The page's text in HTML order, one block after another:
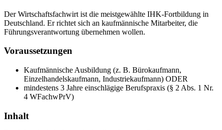
Der Wirtschaftsfachwirt ist die meistgewählte IHK-Fortbildung in
Deutschland. Er richtet sich an kaufmännische Mitarbeiter, die
Führungsverantwortung übernehmen wollen.
Voraussetzungen
Kaufmännische Ausbildung (z. B. Bürokaufmann,
Einzelhandelskaufmann, Industriekaufmann) ODER
mindestens 3 Jahre einschlägige Berufspraxis (§ 2 Abs. 1 Nr.
4 WFachwPrV)
Inhalt